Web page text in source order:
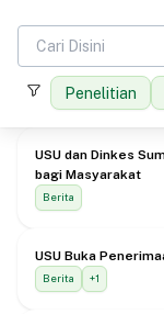
Penelitian
USU dan Dinkes
bagi Masyarakat
Berita
USU Buka
Berita +1